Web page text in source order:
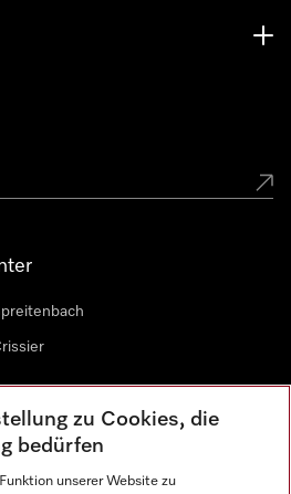
zu Cookies, die
bedürfen
unserer Website zu